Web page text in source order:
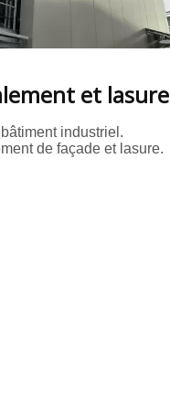
et lasure
industriel.
de façade et lasure.